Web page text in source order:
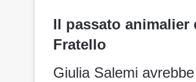
Il passato animalier
Fratello
Giulia Salemi